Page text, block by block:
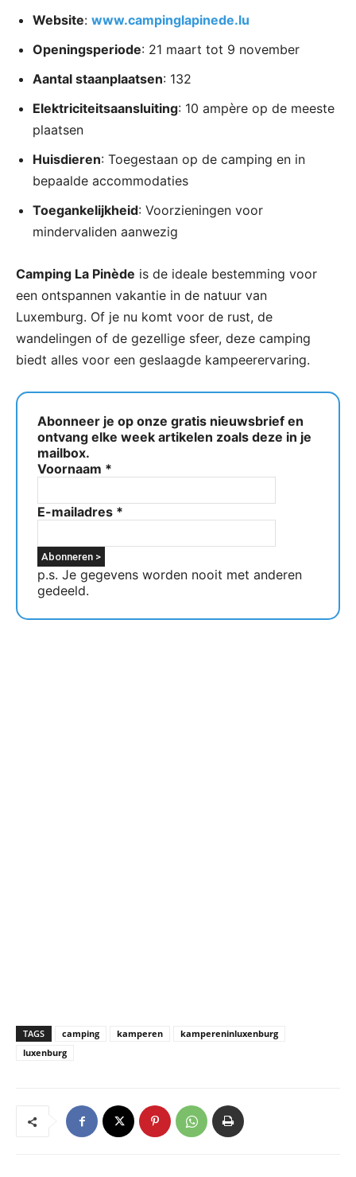
Website: www.campinglapinede.lu
Openingsperiode: 21 maart tot 9 november
Aantal staanplaatsen: 132
Elektriciteitsaansluiting: 10 ampère op de meeste
plaatsen
Huisdieren: Toegestaan op de camping en in
bepaalde accommodaties
Toegankelijkheid: Voorzieningen voor
mindervaliden aanwezig
Camping La Pinède is de ideale bestemming voor
een ontspannen vakantie in de natuur van
Luxemburg. Of je nu komt voor de rust, de
wandelingen of de gezellige sfeer, deze camping
biedt alles voor een geslaagde kampeerervaring.
Abonneer je op onze gratis nieuwsbrief en
ontvang elke week artikelen zoals deze in je
mailbox.
Voornaam *
E-mailadres *
p.s. Je gegevens worden nooit met anderen
gedeeld.
TAGS camping kamperen
kampereninluxenburg
luxenburg